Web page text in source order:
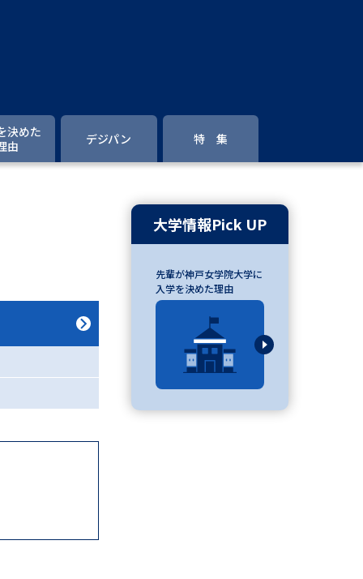
大学検索
デジタルパンフレット
決めた
由
デジパン 特 集
大学情報Pick UP
先輩が神戸女学院大学に
入学を決めた理由